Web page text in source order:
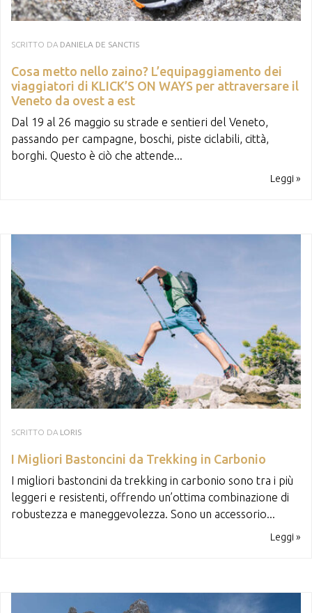
SCRITTO DA DANIELA DE SANCTIS
Cosa metto nello zaino? L’equipaggiamento dei
viaggiatori di KLICK’S ON WAYS per attraversare il
Veneto da ovest a est
Dal 19 al 26 maggio su strade e sentieri del Veneto,
passando per campagne, boschi, piste ciclabili, città,
borghi. Questo è ciò che attende...
Leggi »
SCRITTO DA LORIS
I Migliori Bastoncini da Trekking in Carbonio
I migliori bastoncini da trekking in carbonio sono tra i più
leggeri e resistenti, offrendo un’ottima combinazione di
robustezza e maneggevolezza. Sono un accessorio...
Leggi »